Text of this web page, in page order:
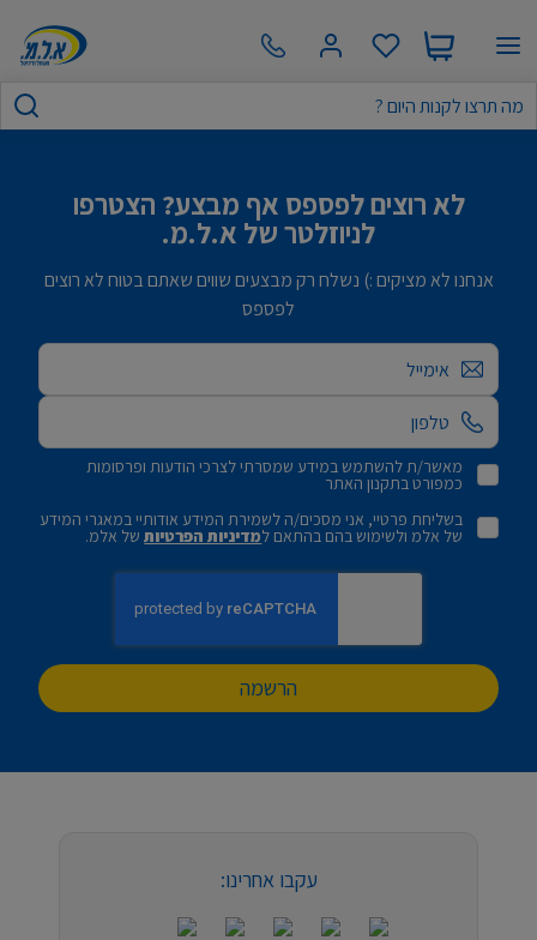
לא רוצים לפספס אף מבצע? הצטרפו
לניוזלטר של א.ל.מ.
אנחנו לא מציקים :) נשלח רק מבצעים שווים שאתם בטוח לא רוצים
לפספס
אימייל
מאשר/ת להשתמש במידע שמסרתי לצרכי הודעות ופרסומות
כמפורט בתקנון האתר
בשליחת פרטיי, אני מסכים/ה לשמירת המידע אודותיי במאגרי המידע
של אלמ ולשימוש בהם בהתאם למדיניות הפרטיותשל אלמ.
הרשמה
עקבו אחרינו: